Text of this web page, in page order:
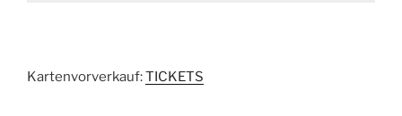
Kartenvorverkauf:TICKETS